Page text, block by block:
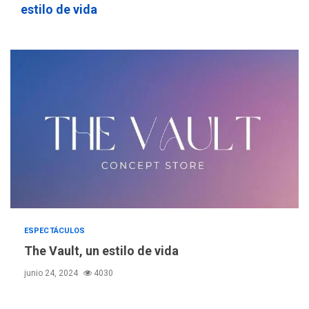
estilo de vida
ESPECTÁCULOS
The Vault, un estilo de vida
junio 24, 2024 4030